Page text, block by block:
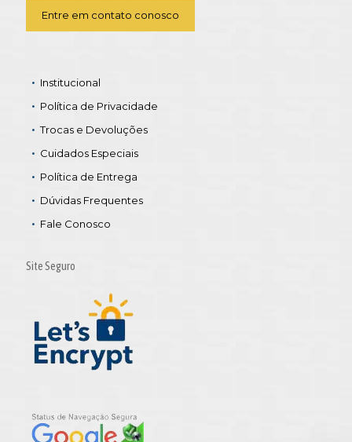
Entre em contato conosco
Institucional
Política de Privacidade
Trocas e Devoluções
Cuidados Especiais
Política de Entrega
Dúvidas Frequentes
Fale Conosco
Site Seguro